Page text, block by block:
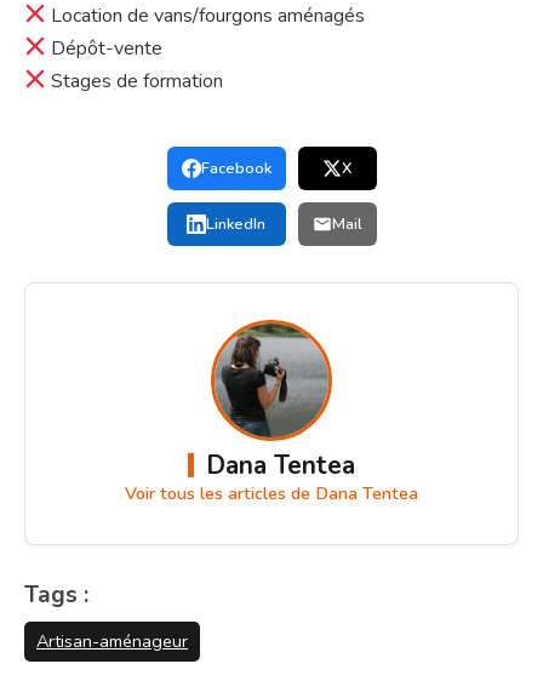
Location de vans/fourgons aménagés
Dépôt-vente
Stages de formation
Facebook X
LinkedIn Mail
Dana Tentea
Voir tous les articles de Dana Tentea
Tags :
Artisan-aménageur